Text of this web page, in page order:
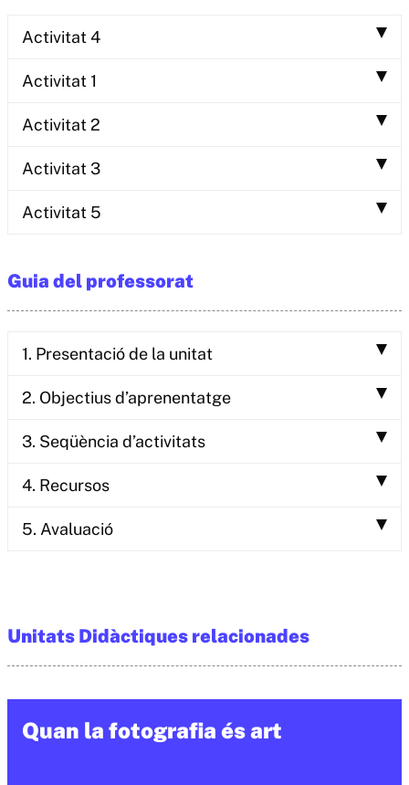
Activitat 4
Activitat 1
Activitat 2
Activitat 3
Activitat 5
Guia del professorat
1. Presentació de la unitat
2. Objectius d’aprenentatge
3. Seqüència d’activitats
4. Recursos
5. Avaluació
Unitats Didàctiques relacionades
Quan la fotografia és art